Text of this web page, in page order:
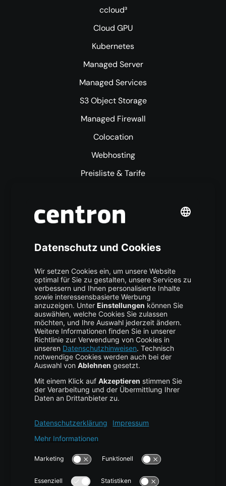
ccloud³
Cloud GPU
Kubernetes
Managed Server
Managed Services
S3 Object Storage
Managed Firewall
Colocation
Webhosting
Preisliste & Tarife
Mehr centron
High Availability
Trust Center
Data Recovery
Backup Service
Business Hosting
Cloud Storage
Cloud Anbieter
Leitfaden & Übersicht